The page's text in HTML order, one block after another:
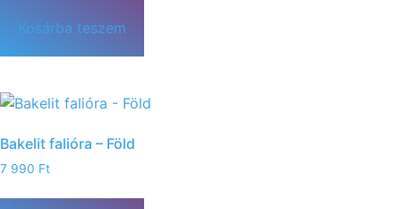
Kosárba teszem
Bakelit falióra – Föld
7 990 Ft